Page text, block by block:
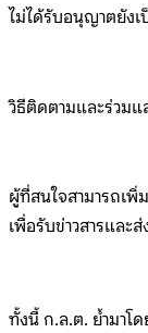
ไม่ได้รับอนุญาตยังเ
วิธีติดตามและร่วมแ
ผู้ที่สนใจสามารถเ
เพื่อรับข่าวสารและ
ทั้งนี้ ก.ล.ต. ย้ำมาโ